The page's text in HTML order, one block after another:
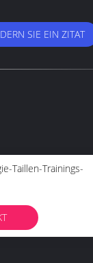
SIE EIN ZITAT
Taillen-Trainings-